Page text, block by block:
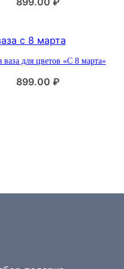
для цветов «С 8 марта»
899.00 ₽